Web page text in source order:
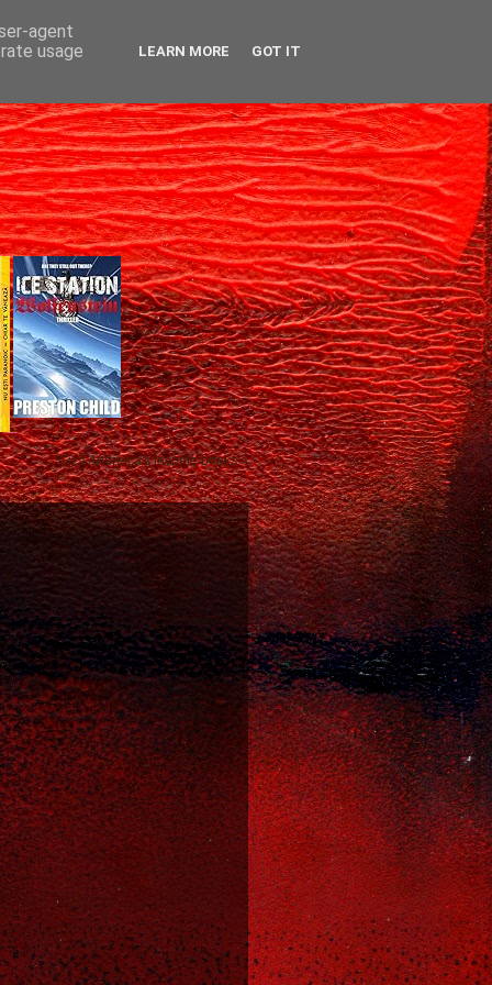
Gică Andreica's favorite books »
agent
usage
LEARN MORE GOT IT